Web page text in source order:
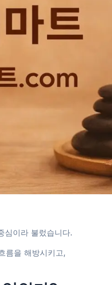
심이라 불렀습니다.
름을 해방시키고,